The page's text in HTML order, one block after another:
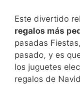
Este divertido
regalos más
pasadas
pasado, y es
los juguetes
regalos de